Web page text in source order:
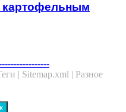
картофельным
| Sitemap.xml | Разное